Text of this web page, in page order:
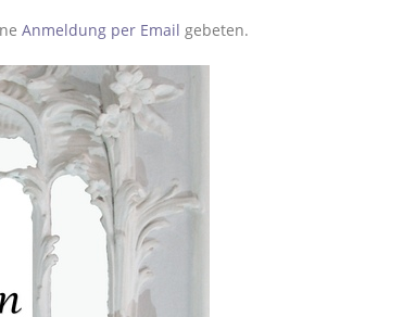
Anmeldung per Email gebeten.